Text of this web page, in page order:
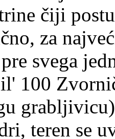
čiji
za
svega
100
teren se